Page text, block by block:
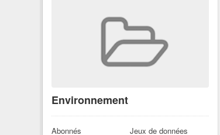
Environnement
Abonnés Jeux de données